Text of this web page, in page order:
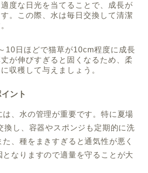
度な日光を当てることで、成長が
。この際、水は毎日交換して清潔
10日ほどで猫草が10cm程度に成長
が伸びすぎると固くなるため、柔
収穫して与えましょう。
ント
は、水の管理が重要です。特に夏場
換し、容器やスポンジも定期的に洗
、種をまきすぎると通気性が悪く
となりますので適量を守ることが大